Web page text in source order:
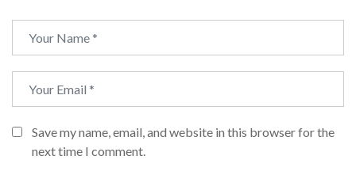
Save my name, email, and website in this browser for the
next time I comment.